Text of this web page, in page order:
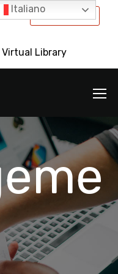
International
Virtual Library
Italiano